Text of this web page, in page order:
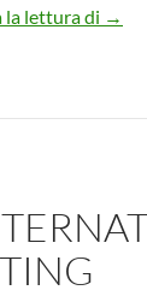
la lettura di →